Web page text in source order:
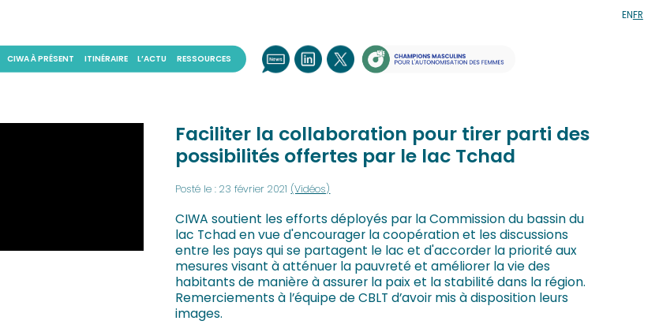
ENFR
CIWA À PRÉSENT ITINÉRAIRE L’ACTU RESSOURCES
Faciliter la collaboration pour tirer parti des
possibilités offertes par le lac Tchad
Posté le : 23 février 2021 (Vidéos)
CIWA soutient les efforts déployés par la Commission du bassin du
lac Tchad en vue d'encourager la coopération et les discussions
entre les pays qui se partagent le lac et d'accorder la priorité aux
mesures visant à atténuer la pauvreté et améliorer la vie des
habitants de manière à assurer la paix et la stabilité dans la région.
Remerciements à l’équipe de CBLT d’avoir mis à disposition leurs
images.